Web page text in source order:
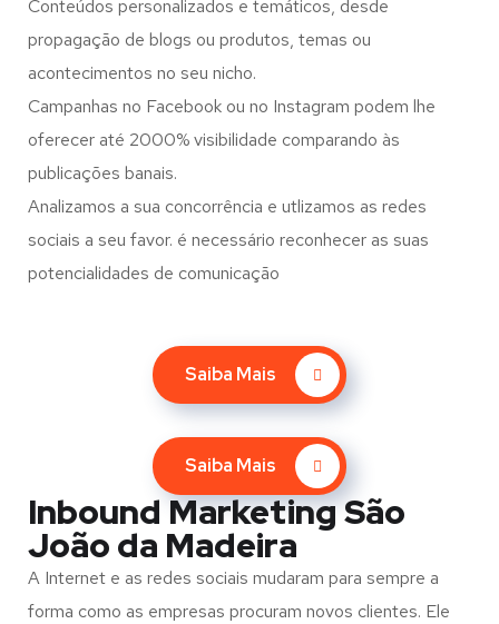
Conteúdos personalizados e temáticos, desde
propagação de blogs ou produtos, temas ou
acontecimentos no seu nicho.
Campanhas no Facebook ou no Instagram podem lhe
oferecer até 2000% visibilidade comparando às
publicações banais.
Analizamos a sua concorrência e utlizamos as redes
sociais a seu favor. é necessário reconhecer as suas
potencialidades de comunicação
Saiba Mais
Saiba Mais
Inbound Marketing São
João da Madeira
A Internet e as redes sociais mudaram para sempre a
forma como as empresas procuram novos clientes. Ele